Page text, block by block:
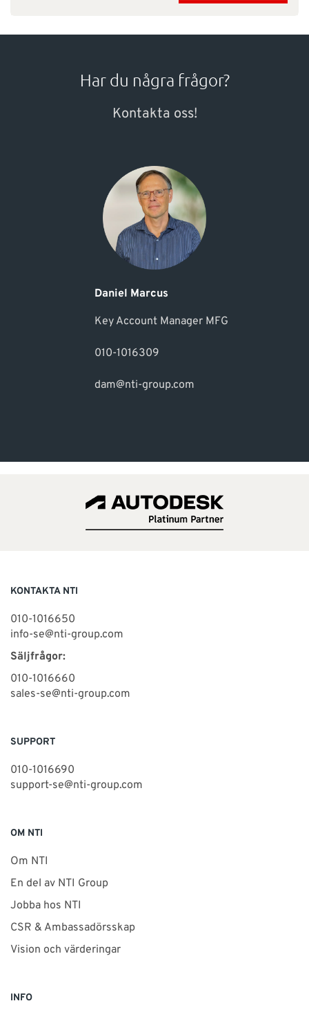
Har du några frågor?
Kontakta oss!
Daniel Marcus
Key Account Manager MFG
010-1016309
dam@nti-group.com
KONTAKTA NTI
010-1016650
info-se@nti-group.com
Säljfrågor:
010-1016660
sales-se@nti-group.com
SUPPORT
010-1016690
support-se@nti-group.com
OM NTI
Om NTI
En del av NTI Group
Jobba hos NTI
CSR & Ambassadörsskap
Vision och värderingar
INFO